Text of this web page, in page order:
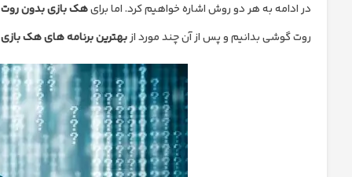
در ادامه به هر دو روش اشاره خواهیم کرد. اما برایهک بازی بدون روت
روت گوشی بدانیم و پس از آن چند مورد ازبهترین برنامه های هک بازی